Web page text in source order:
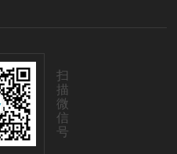
扫
描
微
信
号